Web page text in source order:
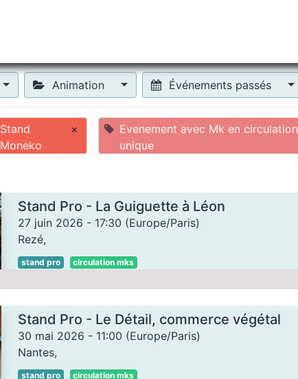
Animation Événements passés
Stand
Moneko
×
Evenement avec Mk en circulation
unique
Stand Pro - La Guiguette à Léon
27 juin 2026 - 17:30 (Europe/Paris)
Rezé,
stand pro circulation mks
Stand Pro - Le Détail, commerce végétal
30 mai 2026 - 11:00 (Europe/Paris)
Nantes,
stand pro circulation mks